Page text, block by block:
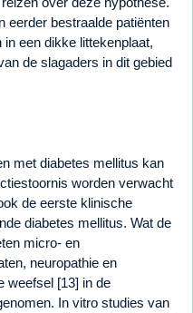
eerder bestraalde patiënten
een dikke littekenplaat,
de slagaders in dit gebied
met diabetes mellitus kan
worden verwacht
de eerste klinische
diabetes mellitus. Wat de
micro- en
neuropathie en
weefsel [13] in de
In vitro studies van